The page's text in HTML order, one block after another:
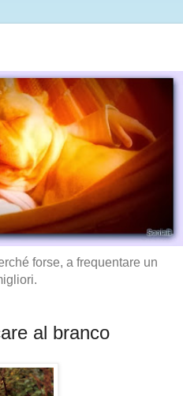
forse, a frequentare un
al branco